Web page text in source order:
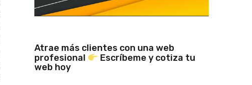
Atrae más clientes con una web
profesional
Escríbeme y cotiza tu
web hoy